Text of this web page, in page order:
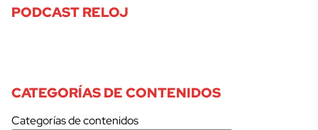
PODCAST RELOJ
CATEGORÍAS DE CONTENIDOS
Categorías de contenidos